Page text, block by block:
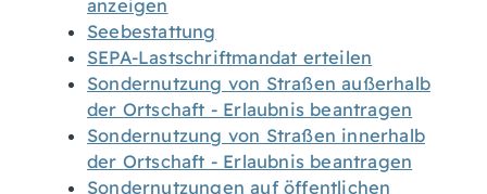
anzeigen
Seebestattung
SEPA-Lastschriftmandat erteilen
Sondernutzung von Straßen außerhalb
der Ortschaft - Erlaubnis beantragen
Sondernutzung von Straßen innerhalb
der Ortschaft - Erlaubnis beantragen
Sondernutzungen auf öffentlichen